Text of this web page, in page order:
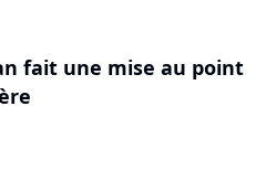
fait une mise au point